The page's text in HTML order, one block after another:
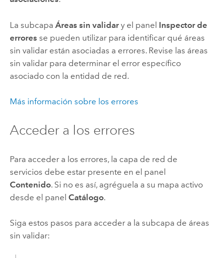
La subcapa Áreas sin validary el panel Inspector de
errores se pueden utilizar para identificar qué áreas
sin validar están asociadas a errores. Revise las áreas
sin validar para determinar el error específico
asociado con la entidad de red.
Más información sobre los errores
Acceder a los errores
Para acceder a los errores, la capa de red de
servicios debe estar presente en el panel
Contenido. Si no es así, agréguela a su mapa activo
desde el panel Catálogo.
Siga estos pasos para acceder a la subcapa de áreas
sin validar: